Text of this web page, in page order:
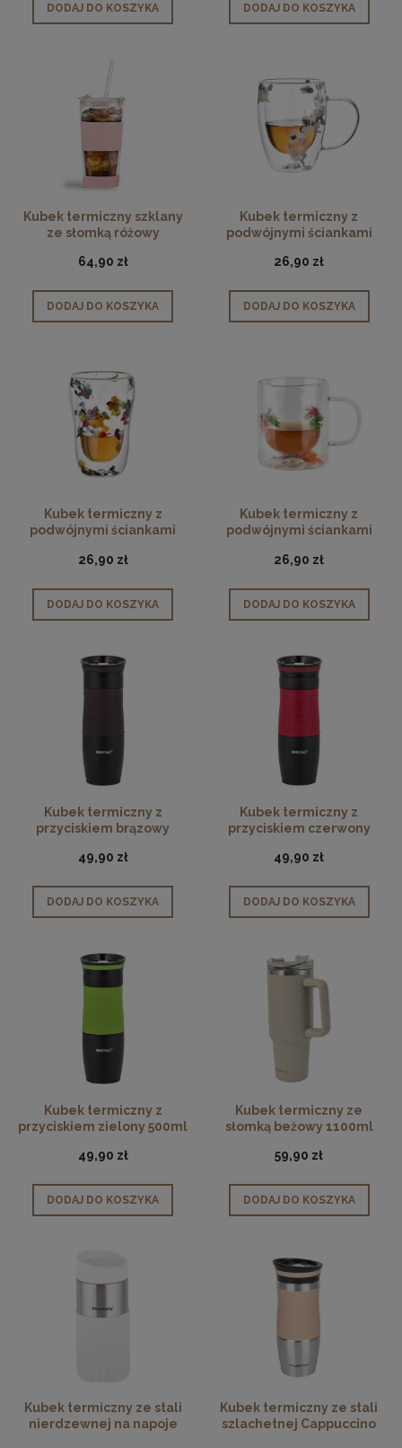
DODAJ DO KOSZYKA DODAJ DO KOSZYKA
Kubek termiczny szklany
ze słomką różowy
64,90 zł
DODAJ DO KOSZYKA
Kubek termiczny z
podwójnymi ściankami
26,90 zł
DODAJ DO KOSZYKA
Kubek termiczny z
podwójnymi ściankami
26,90 zł
DODAJ DO KOSZYKA
Kubek termiczny z
podwójnymi ściankami
26,90 zł
DODAJ DO KOSZYKA
Kubek termiczny z
przyciskiem brązowy
49,90 zł
DODAJ DO KOSZYKA
Kubek termiczny z
przyciskiem czerwony
49,90 zł
DODAJ DO KOSZYKA
Kubek termiczny z
przyciskiem zielony 500ml
49,90 zł
DODAJ DO KOSZYKA
Kubek termiczny ze
słomką beżowy 1100ml
59,90 zł
DODAJ DO KOSZYKA
Kubek termiczny ze stali
nierdzewnej na napoje
Kubek termiczny ze stali
szlachetnej Cappuccino